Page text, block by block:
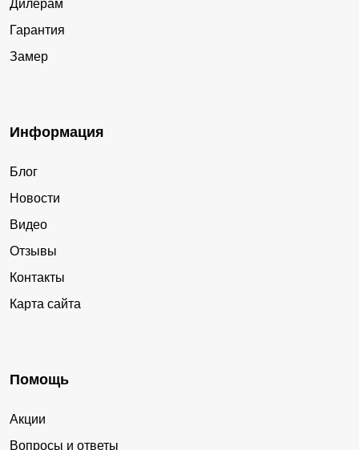
Дилерам
Гарантия
Замер
Информация
Блог
Новости
Видео
Отзывы
Контакты
Карта сайта
Помощь
Акции
Вопросы и ответы